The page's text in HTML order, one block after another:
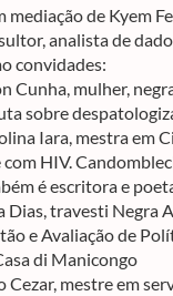
mediação de Kyem
analista de
convidades:
Cunha, mulher,
sobre
Iara, mestra em
com HIV.
é escritora e
Dias, travesti Negra
e Avaliação de
di Manicongo
Cezar, mestre em